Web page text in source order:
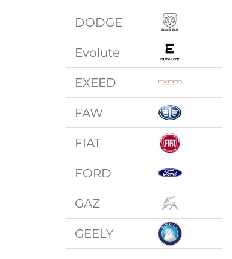
DODGE
Evolute
EXEED
FAW
FIAT
FORD
GAZ
GEELY